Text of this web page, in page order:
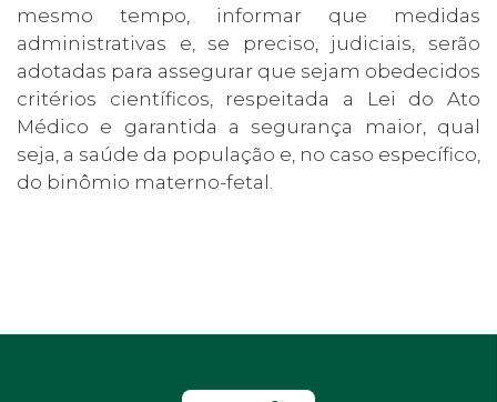
mesmo tempo, informar que medidas
administrativas e, se preciso, judiciais, serão
adotadas para assegurar que sejam obedecidos
critérios científicos, respeitada a Lei do Ato
Médico e garantida a segurança maior, qual
seja, a saúde da população e, no caso específico,
do binômio materno-fetal.